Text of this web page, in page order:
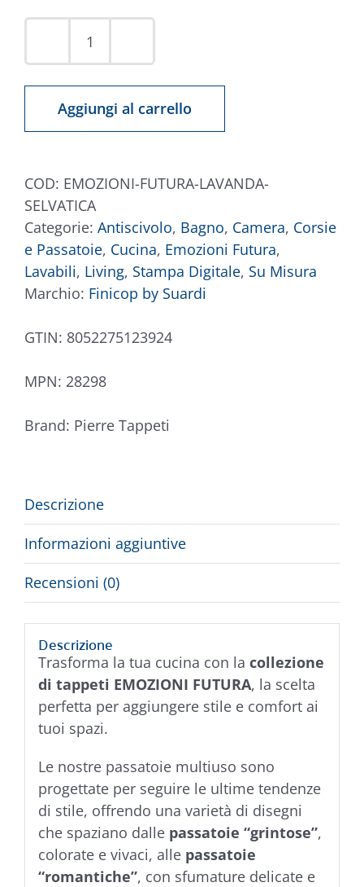
Tappeto
quantità
Aggiungi al carrello
COD: EMOZIONI-FUTURA-LAVANDA-
SELVATICA
Categorie: Antiscivolo, Bagno, Camera, Corsie
e Passatoie, Cucina, Emozioni Futura,
Lavabili, Living, Stampa Digitale, Su Misura
Marchio: Finicop by Suardi
GTIN: 8052275123924
MPN: 28298
Brand: Pierre Tappeti
Descrizione
Informazioni aggiuntive
Recensioni (0)
Descrizione
Trasforma la tua cucina con la collezione
di tappeti EMOZIONI FUTURA, la scelta
perfetta per aggiungere stile e comfort ai
tuoi spazi.
Le nostre passatoie multiuso sono
progettate per seguire le ultime tendenze
di stile, offrendo una varietà di disegni
che spaziano dalle passatoie “grintose”,
colorate e vivaci, alle passatoie
“romantiche”, con sfumature delicate e